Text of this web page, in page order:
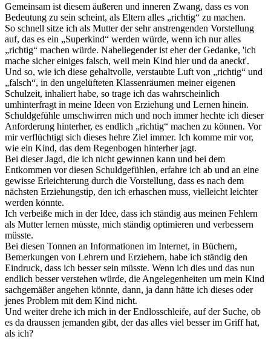
Gemeinsam ist diesem äußeren und inneren Zwang, dass es von
Bedeutung zu sein scheint, als Eltern alles „richtig“ zu machen.
So schnell sitze ich als Mutter der sehr anstrengenden Vorstellung
auf, das es ein „Superkind“ werden würde, wenn ich nur alles
„richtig“ machen würde. Naheliegender ist eher der Gedanke, 'ich
mache sicher einiges falsch, weil mein Kind hier und da aneckt'.
Und so, wie ich diese gehaltvolle, verstaubte Luft von „richtig“ und
„falsch“, in den ungelüfteten Klassenräumen meiner eigenen
Schulzeit, inhaliert habe, so trage ich das wahrscheinlich
umhinterfragt in meine Ideen von Erziehung und Lernen hinein.
Schuldgefühle umschwirren mich und noch immer hechte ich dieser
Anforderung hinterher, es endlich „richtig“ machen zu können. Vor
mir verflüchtigt sich dieses hehre Ziel immer. Ich komme mir vor,
wie ein Kind, das dem Regenbogen hinterher jagt.
Bei dieser Jagd, die ich nicht gewinnen kann und bei dem
Entkommen vor diesen Schuldgefühlen, erfahre ich ab und an eine
gewisse Erleichterung durch die Vorstellung, dass es nach dem
nächsten Erziehungstip, den ich erhaschen muss, vielleicht leichter
werden könnte.
Ich verbeiße mich in der Idee, dass ich ständig aus meinen Fehlern
als Mutter lernen müsste, mich ständig optimieren und verbessern
müsste.
Bei diesen Tonnen an Informationen im Internet, in Büchern,
Bemerkungen von Lehrern und Erziehern, habe ich ständig den
Eindruck, dass ich besser sein müsste. Wenn ich dies und das nun
endlich besser verstehen würde, die Angelegenheiten um mein Kind
sachgemäßer angehen könnte, dann, ja dann hätte ich dieses oder
jenes Problem mit dem Kind nicht.
Und weiter drehe ich mich in der Endlosschleife, auf der Suche, ob
es da draussen jemanden gibt, der das alles viel besser im Griff hat,
als ich?